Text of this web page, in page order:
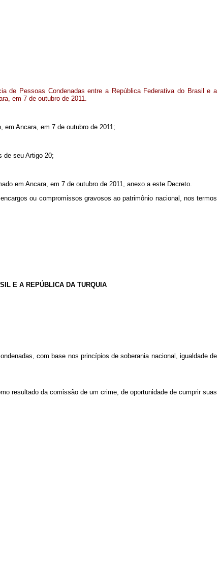
de Pessoas Condenadas entre a República Federativa do Brasil e a
em 7 de outubro de 2011.
em Ancara, em 7 de outubro de 2011;
de seu Artigo 20;
em Ancara, em 7 de outubro de 2011, anexo a este Decreto.
ou compromissos gravosos ao patrimônio nacional, nos termos
E A REPÚBLICA DA TURQUIA
com base nos princípios de soberania nacional, igualdade de
resultado da comissão de um crime, de oportunidade de cumprir suas